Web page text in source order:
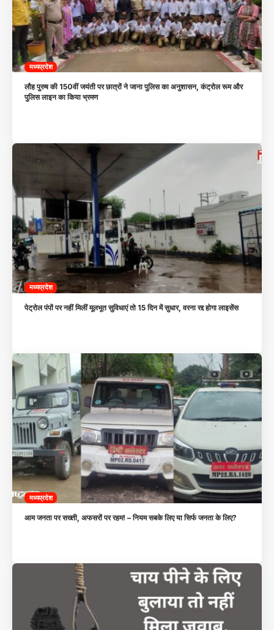
मध्यप्रदेश
लौह पुरुष की 150वीं जयंती पर छात्रों ने जाना पुलिस का अनुशासन, कंट्रोल रूम और
पुलिस लाइन का किया भ्रमण
मध्यप्रदेश
पेट्रोल पंपों पर नहीं मिलीं मूलभूत सुविधाएं तो 15 दिन में सुधार, वरना रद्द होगा लाइसेंस
मध्यप्रदेश
आम जनता पर सख्ती, अफसरों पर रहम! – नियम सबके लिए या सिर्फ जनता के लिए?